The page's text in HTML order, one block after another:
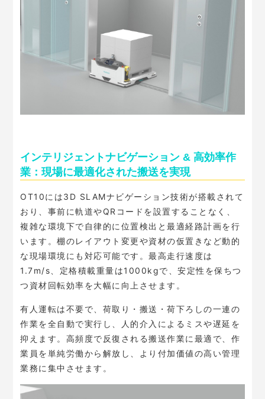
インテリジェントナビゲーション & 高効率作
業：現場に最適化された搬送を実現
OT10には3D SLAMナビゲーション技術が搭載されて
おり、事前に軌道やQRコードを設置することなく、
複雑な環境下で自律的に位置検出と最適経路計画を行
います。棚のレイアウト変更や資材の仮置きなど動的
な現場環境にも対応可能です。最高走行速度は
1.7m/s、定格積載重量は1000kgで、安定性を保ちつ
つ資材回転効率を大幅に向上させます。
有人運転は不要で、荷取り・搬送・荷下ろしの一連の
作業を全自動で実行し、人的介入によるミスや遅延を
抑えます。高頻度で反復される搬送作業に最適で、作
業員を単純労働から解放し、より付加価値の高い管理
業務に集中させます。